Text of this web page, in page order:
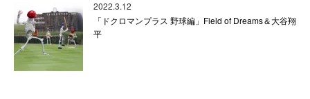
2022.3.12
「ドクロマンプラス 野球編」Field of Dreams＆大谷翔
平